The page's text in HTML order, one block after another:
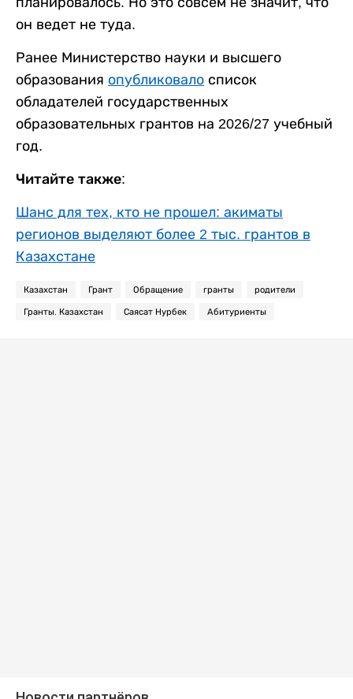
он ведет не туда.
Ранее Министерство науки и высшего
образования опубликовало список
обладателей государственных
образовательных грантов на 2026/27 учебный
год.
Читайте также:
Шанс для тех, кто не прошел: акиматы
регионов выделяют более 2 тыс. грантов в
Казахстане
Казахстан Грант Обращение гранты родители
Гранты. Казахстан Саясат Нурбек Абитуриенты